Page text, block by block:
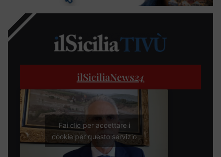
ilSiciliaNews24
Fai clic per accettare i
cookie per questo servizio